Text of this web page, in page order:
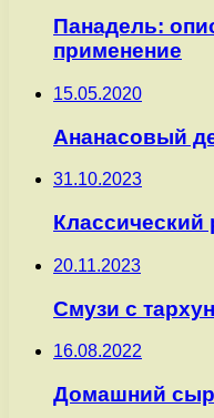
Панадель:
применение
15.05.2020
Ананасовый
31.10.2023
Классический
20.11.2023
Смузи с
16.08.2022
Домашний сыр